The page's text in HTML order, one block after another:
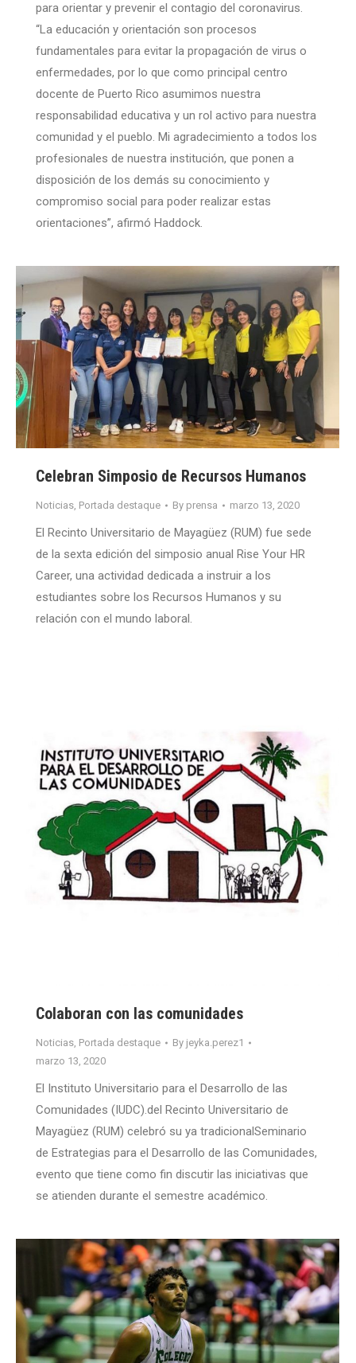
para orientar y prevenir el contagio del coronavirus.
“La educación y orientación son procesos
fundamentales para evitar la propagación de virus o
enfermedades, por lo que como principal centro
docente de Puerto Rico asumimos nuestra
responsabilidad educativa y un rol activo para nuestra
comunidad y el pueblo. Mi agradecimiento a todos los
profesionales de nuestra institución, que ponen a
disposición de los demás su conocimiento y
compromiso social para poder realizar estas
orientaciones”, afirmó Haddock.
Celebran Simposio de Recursos Humanos
Noticias, Portada destaque By prensa marzo 13, 2020
El Recinto Universitario de Mayagüez (RUM) fue sede
de la sexta edición del simposio anual Rise Your HR
Career, una actividad dedicada a instruir a los
estudiantes sobre los Recursos Humanos y su
relación con el mundo laboral.
Colaboran con las comunidades
Noticias, Portada destaque By jeyka.perez1
marzo 13, 2020
El Instituto Universitario para el Desarrollo de las
Comunidades (IUDC).del Recinto Universitario de
Mayagüez (RUM) celebró su ya tradicionalSeminario
de Estrategias para el Desarrollo de las Comunidades,
evento que tiene como fin discutir las iniciativas que
se atienden durante el semestre académico.